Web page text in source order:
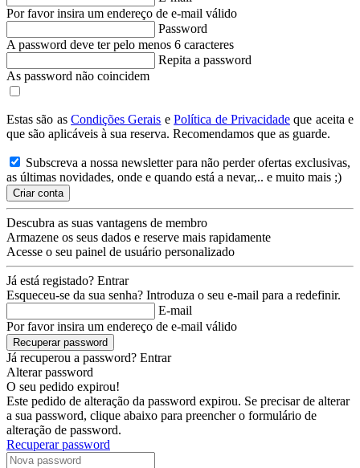
Por favor insira um endereço de e-mail válido
Password
A password deve ter pelo menos 6 caracteres
Repita a password
As password não coincidem
Estas são asCondições Gerais ePolítica de Privacidadeque aceita e
que são aplicáveis à sua reserva. Recomendamos que as guarde.
Subscreva a nossa newsletter para não perder ofertas exclusivas,
as últimas novidades, onde e quando está a nevar,.. e muito mais ;)
Criar conta
Descubra as suas vantagens de membro
Armazene os seus dados e reserve mais rapidamente
Acesse o seu painel de usuário personalizado
Já está registado? Entrar
Esqueceu-se da sua senha? Introduza o seu e-mail para a redefinir.
E-mail
Por favor insira um endereço de e-mail válido
Recuperar password
Já recuperou a password? Entrar
Alterar password
O seu pedido expirou!
Este pedido de alteração da password expirou. Se precisar de alterar
a sua password, clique abaixo para preencher o formulário de
alteração de password.
Recuperar password